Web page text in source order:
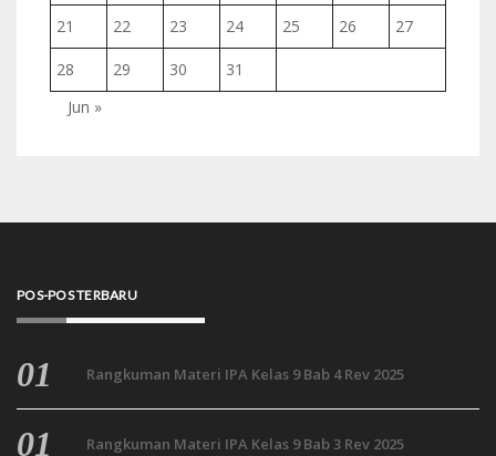
21 22 23 24 25 26 27
28 29 30
31
Jun »
POS-POS TERBARU
Rangkuman Materi IPA Kelas 9 Bab 4 Rev 2025
Rangkuman Materi IPA Kelas 9 Bab 3 Rev 2025